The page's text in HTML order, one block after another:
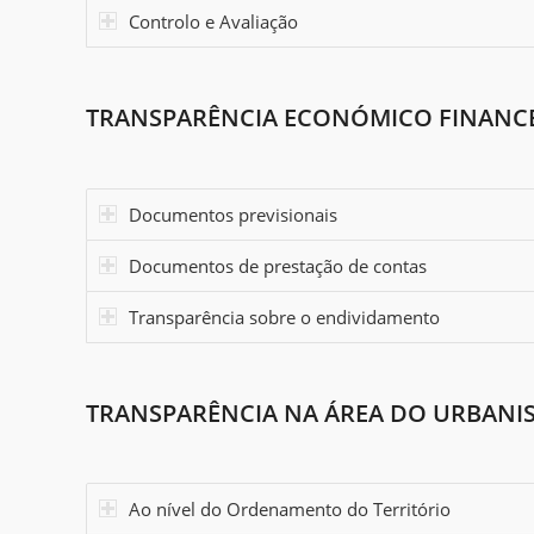
Controlo e Avaliação
TRANSPARÊNCIA ECONÓMICO
Documentos previsionais
Documentos de prestação de contas
Transparência sobre o endividamento
TRANSPARÊNCIA NA ÁREA DO
Ao nível do Ordenamento do Território